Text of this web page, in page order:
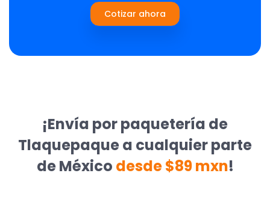
Cotizar ahora
¡Envía por paquetería de
Tlaquepaque a cualquier parte
de México desde $89 mxn!